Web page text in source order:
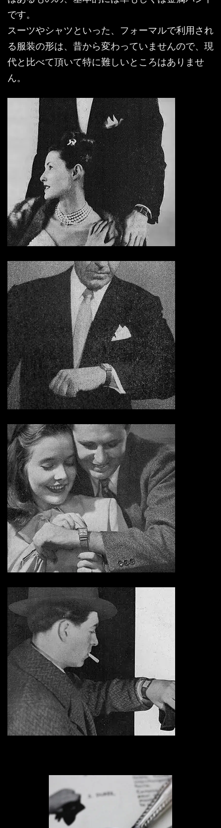
です。
スーツやシャツといった、フォーマルで利用され
る服装の形は、昔から変わっていませんので、現
代と比べて頂いて特に難しいところはありませ
ん。